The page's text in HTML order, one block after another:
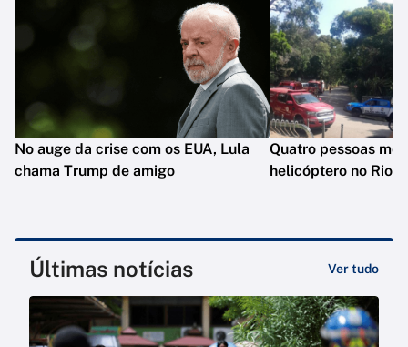
No auge da crise com os EUA, Lula
chama Trump de amigo
Quatro pessoas
helicóptero no Rio
Últimas notícias Ver tudo